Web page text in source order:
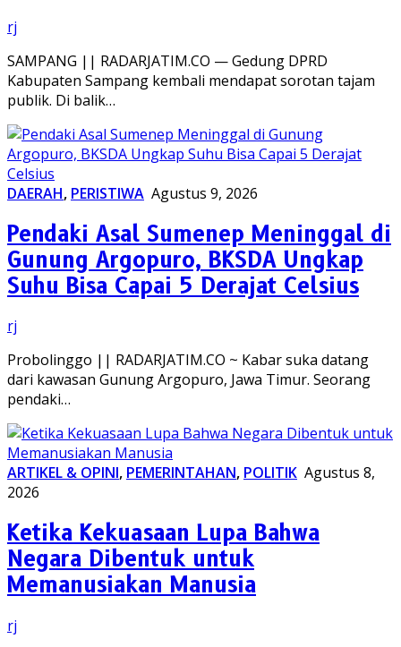
rj
SAMPANG || RADARJATIM.CO — Gedung DPRD
Kabupaten Sampang kembali mendapat sorotan tajam
publik. Di balik…
DAERAH, PERISTIWA Agustus 9, 2026
Pendaki Asal Sumenep Meninggal di
Gunung Argopuro, BKSDA Ungkap
Suhu Bisa Capai 5 Derajat Celsius
rj
Probolinggo || RADARJATIM.CO ~ Kabar suka datang
dari kawasan Gunung Argopuro, Jawa Timur. Seorang
pendaki…
ARTIKEL & OPINI, PEMERINTAHAN, POLITIK Agustus 8,
2026
Ketika Kekuasaan Lupa Bahwa
Negara Dibentuk untuk
Memanusiakan Manusia
rj